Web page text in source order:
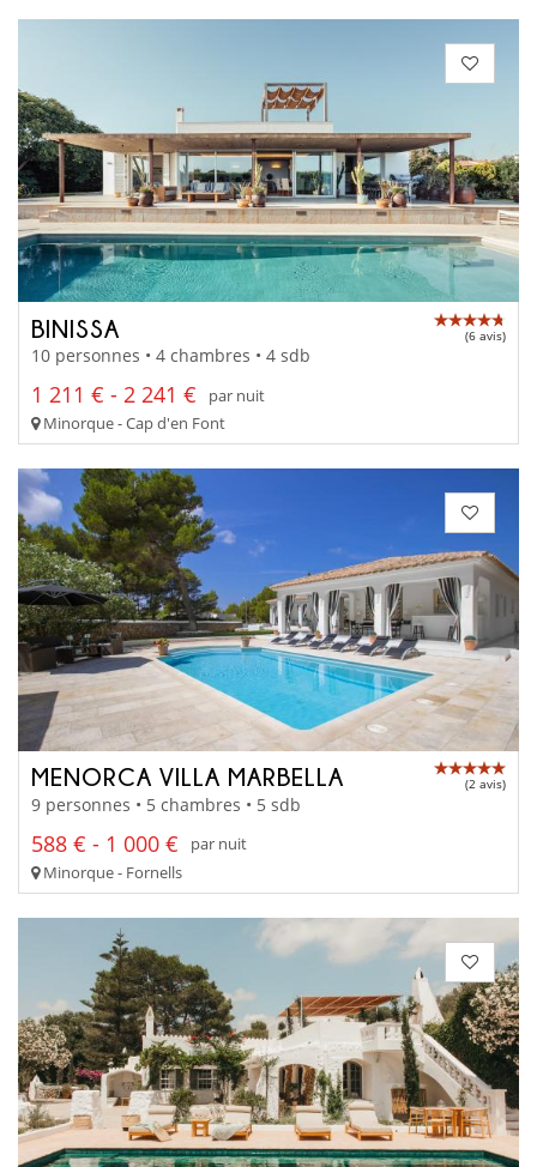
BINISSA (6 avis)
10 personnes • 4 chambres • 4 sdb
1 211 € - 2 241 €
par nuit
Minorque - Cap d'en Font
MENORCA VILLA MARBELLA (2 avis)
9 personnes • 5 chambres • 5 sdb
588 € - 1 000 €
par nuit
Minorque - Fornells